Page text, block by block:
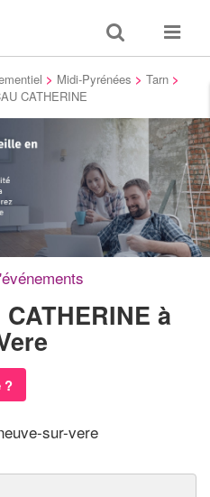
Toggle
search
Toggle
> Midi-Pyrénées > Tarn >
CATHERINE
à
?
sur-vere